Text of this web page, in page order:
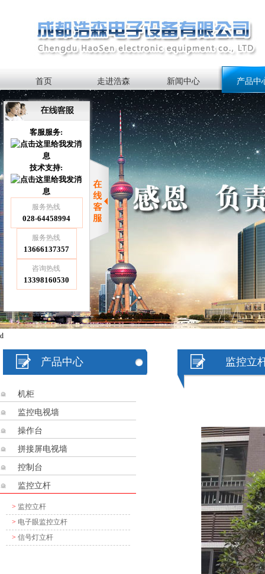
首页 走进浩森 新闻中心 产品中
d
产品中心
机柜
监控电视墙
操作台
拼接屏电视墙
控制台
监控立杆
> 监控立杆
> 电子眼监控立杆
> 信号灯立杆
监控立
客服服务:
技术支持:
服务热线
028-64458994
服务热线
13666137357
咨询热线
13398160530